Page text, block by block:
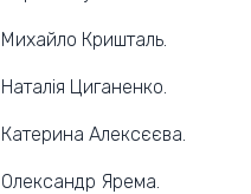
Михайло Кришталь.
Наталія Циганенко.
Катерина Алексєєва.
Олександр Ярема.